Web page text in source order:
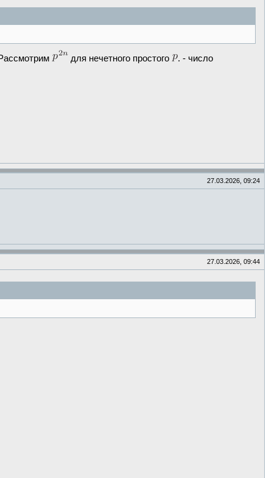
для нечетного простого
. - число
27.03.2026, 09:24
27.03.2026, 09:44